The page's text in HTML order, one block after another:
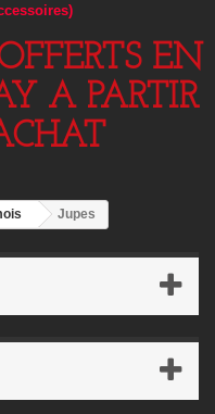
EN
A PARTIR
Jupes